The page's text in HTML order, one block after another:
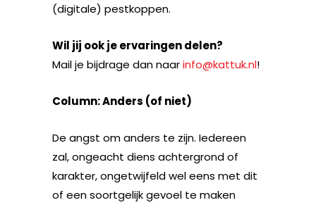
(digitale) pestkoppen.
Wil jij ook je ervaringen delen?
Mail je bijdrage dan naarinfo@kattuk.nl!
Column: Anders (of niet)
De angst om anders te zijn. Iedereen
zal, ongeacht diens achtergrond of
karakter, ongetwijfeld wel eens met dit
of een soortgelijk gevoel te maken